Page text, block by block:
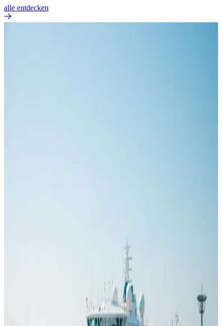
alle entdecken
im Budget. Abfahrtsdatum, Schiff, Kabinenkategorie und die Art,
wie die Reiseroute beginnt und endet, können die Gesamtkosten um
Tausende von Dollar verändern. Realistische Kosten für eine
Alaska-Kreuzfahrt beginnen mit dem Fahrpreis, enden dort aber
Was auf einer Kreuzfahrt anzuziehen ist